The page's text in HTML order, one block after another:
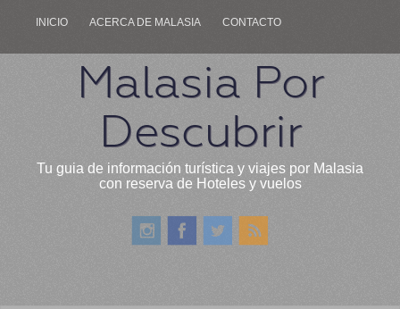
INICIO ACERCA DE MALASIA CONTACTO
Malasia Por
Descubrir
Tu guia de información turística y viajes por Malasia
con reserva de Hoteles y vuelos